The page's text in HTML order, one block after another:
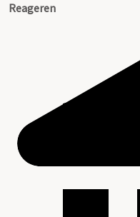
Reageren